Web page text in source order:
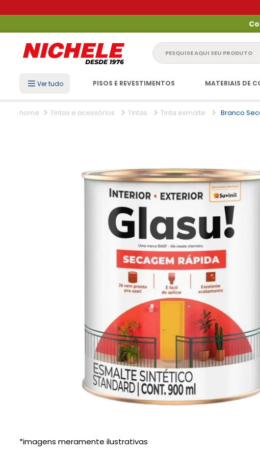
Pesquise aqui seu produto
Ver tudo PISOS E REVESTIMENTOS MATERIAIS DE
Tintas e acessórios Tintas Tinta esmalte Branco